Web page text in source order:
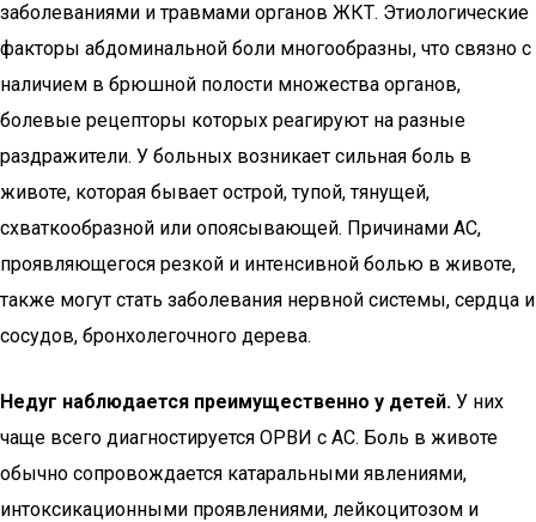
заболеваниями и травмами органов ЖКТ. Этиологические
факторы абдоминальной боли многообразны, что связно с
наличием в брюшной полости множества органов,
болевые рецепторы которых реагируют на разные
раздражители. У больных возникает сильная боль в
животе, которая бывает острой, тупой, тянущей,
схваткообразной или опоясывающей. Причинами АС,
проявляющегося резкой и интенсивной болью в животе,
также могут стать заболевания нервной системы, сердца и
сосудов, бронхолегочного дерева.
Недуг наблюдается преимущественно у детей. У них
чаще всего диагностируется ОРВИ с АС. Боль в животе
обычно сопровождается катаральными явлениями,
интоксикационными проявлениями, лейкоцитозом и